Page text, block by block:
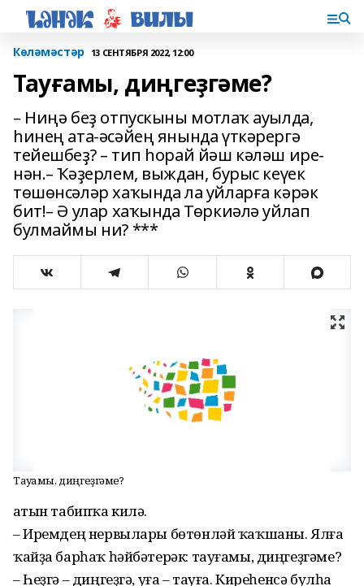
Көләмәстәр 13 СЕНТЯБРЯ 2022, 12:00
Тауғамы, диңгеҙгәме?
– Ниңә беҙ отпускыны мот­лаҡ ауылда,
һинең ата-әсәйең янында үткәрергә
тейешбеҙ? – тип һорай йәш кәләш ире­
нән.– Ҡәҙерлем, выждан, бурыс кеүек
төшөн­сәләр хаҡында ла уйларға кәрәк
бит!– Ә улар хаҡында Төркиәлә уйлап
булмаймы ни? ***
Тауғамы, диңгеҙгәме?
Ҡатын табипҡа килә.
– Иремдең нервылары бө­төнләй ҡаҡшаны. Ялға
ҡайҙа барһаҡ һәйбәтерәк: тауғамы, диңгеҙгәме?
– Һеҙгә – диңгеҙгә, уға – тауға. Киреһенсә булһа